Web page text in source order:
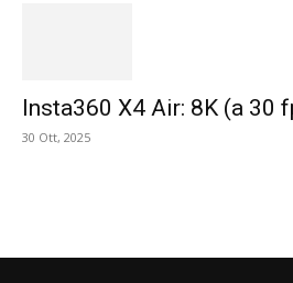
Insta360 X4 Air: 8K (a 30
30 Ott, 2025